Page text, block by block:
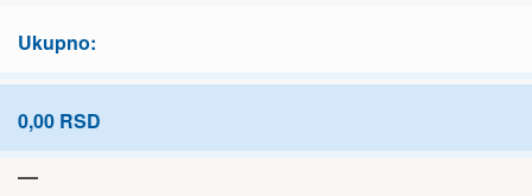
Ukupno:
0,00 RSD